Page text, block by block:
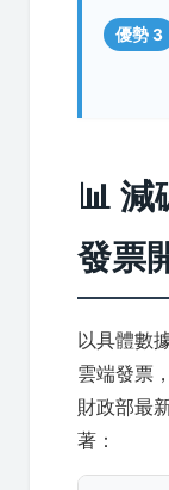
優勢 3
📊 減
發票
以具體數
雲端發票
財政部最
著：